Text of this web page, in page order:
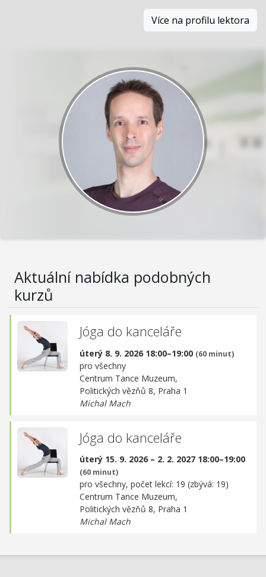
Více na profilu lektora
Aktuální nabídka podobných
kurzů
Jóga do kanceláře
úterý 8. 9. 2026 18:00–19:00 (60 minut)
pro všechny
Centrum Tance Muzeum,
Politických vězňů 8, Praha 1
Michal Mach
Jóga do kanceláře
úterý 15. 9. 2026 – 2. 2. 2027 18:00–19:00
(60 minut)
pro všechny, počet lekcí: 19 (zbývá: 19)
Centrum Tance Muzeum,
Politických vězňů 8, Praha 1
Michal Mach